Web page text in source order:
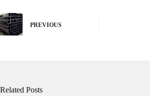
PREVIOUS
Related Posts